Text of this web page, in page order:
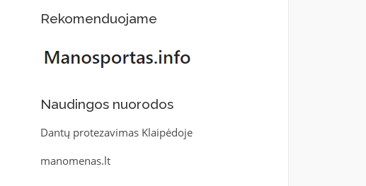
Rekomenduojame
Naudingos nuorodos
Dantų protezavimas Klaipėdoje
manomenas.lt